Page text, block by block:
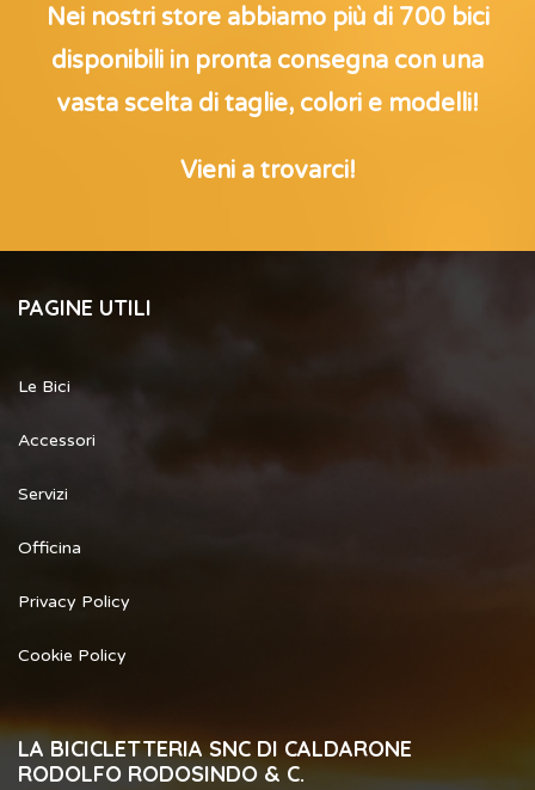
Nei nostri store abbiamo più di 700 bici
disponibili in pronta consegna con una
vasta scelta di taglie, colori e modelli!
Vieni a trovarci!
PAGINE UTILI
Le Bici
Accessori
Servizi
Officina
Privacy Policy
Cookie Policy
LA BICICLETTERIA SNC DI CALDARONE
RODOLFO RODOSINDO & C.